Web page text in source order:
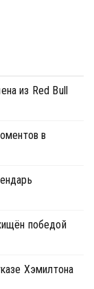
из Red Bull
в
победой
Хэмилтона